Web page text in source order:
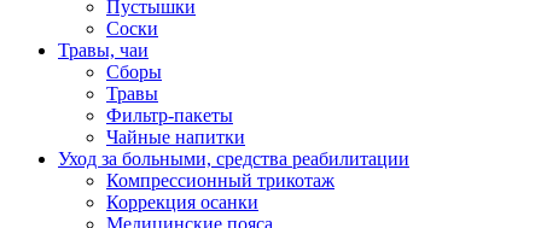
Пустышки
Соски
Травы, чаи
Сборы
Травы
Фильтр-пакеты
Чайные напитки
Уход за больными, средства реабилитации
Компрессионный трикотаж
Коррекция осанки
Медицинские пояса